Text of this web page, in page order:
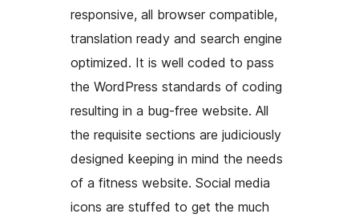
responsive, all browser compatible,
translation ready and search engine
optimized. It is well coded to pass
the WordPress standards of coding
resulting in a bug-free website. All
the requisite sections are judiciously
designed keeping in mind the needs
of a fitness website. Social media
icons are stuffed to get the much